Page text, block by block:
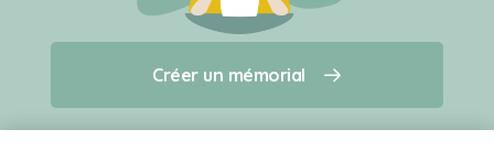
Créer un mémorial
Qui sommes-nous ?
Nous contacter
Créer un mémorial